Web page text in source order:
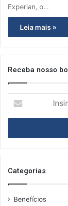
Experian, o…
Leia mais »
Receba nosso
s
r
a
s
e
Categorias
Benefícios